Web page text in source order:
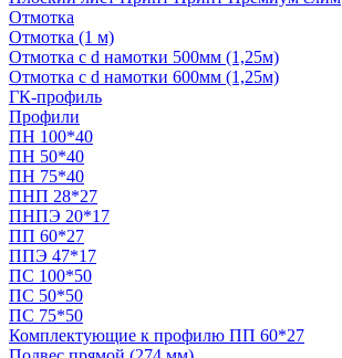
Отмотка
Отмотка (1 м)
Отмотка с d намотки 500мм (1,25м)
Отмотка с d намотки 600мм (1,25м)
ГК-профиль
Профили
ПН 100*40
ПН 50*40
ПН 75*40
ПНП 28*27
ПНПЭ 20*17
ПП 60*27
ППЭ 47*17
ПС 100*50
ПС 50*50
ПС 75*50
Комплектующие к профилю ПП 60*27